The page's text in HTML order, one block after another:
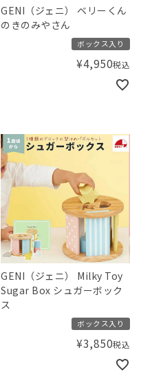
GENI（ジェニ） ベリーくん
のきのみやさん
ボックス入り
¥4,950税込
GENI（ジェニ） Milky Toy
Sugar Box シュガーボック
ス
ボックス入り
¥3,850税込